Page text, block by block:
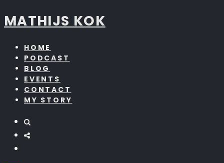
MATHIJS KOK
HOME
PODCAST
BLOG
EVENTS
CONTACT
MY STORY